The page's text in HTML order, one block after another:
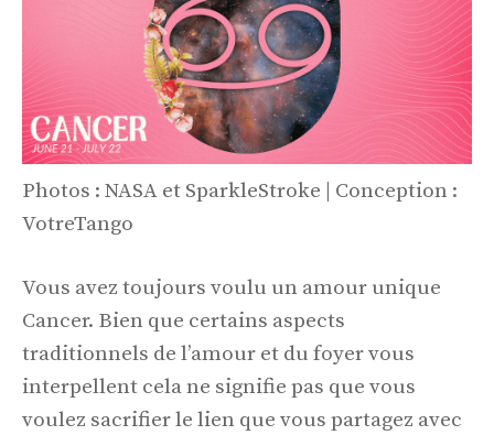
Photos : NASA et SparkleStroke | Conception :
VotreTango
Vous avez toujours voulu un amour unique
Cancer. Bien que certains aspects
traditionnels de l’amour et du foyer vous
interpellent cela ne signifie pas que vous
voulez sacrifier le lien que vous partagez avec